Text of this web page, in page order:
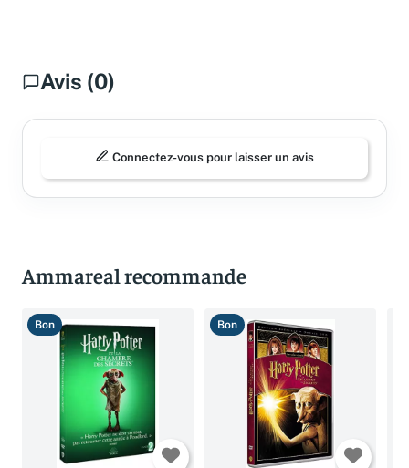
Avis (0)
Connectez-vous pour laisser un avis
Ammareal recommande
Bon Bon